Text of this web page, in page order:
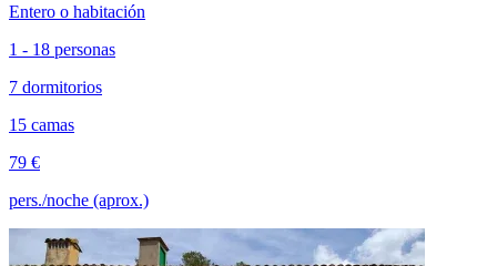
Entero o habitación
1 - 18 personas
7 dormitorios
15 camas
79 €
pers./noche (aprox.)